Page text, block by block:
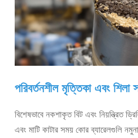
পরিবর্তনশীল মৃত্তিকা এবং
বিশেষভাবে নকশাকৃত বিট এবং নিয়ন্ত্রিত
এবং মাটি কাটার সময় কোর ব্যারেলগুলি